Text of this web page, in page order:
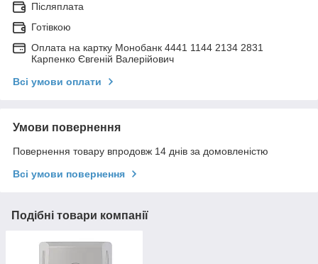
Післяплата
Готівкою
Оплата на картку Монобанк 4441 1144 2134 2831
Карпенко Євгеній Валерійович
Всі умови оплати
Умови повернення
Повернення товару впродовж 14 днів за домовленістю
Всі умови повернення
Подібні товари компанії